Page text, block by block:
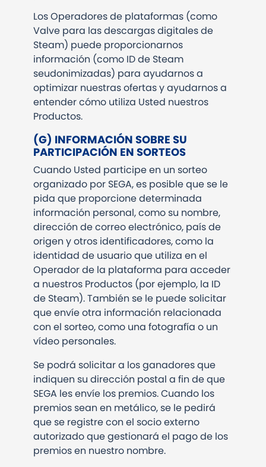
Los Operadores de plataformas (como
Valve para las descargas digitales de
Steam) puede proporcionarnos
información (como ID de Steam
seudonimizadas) para ayudarnos a
optimizar nuestras ofertas y ayudarnos a
entender cómo utiliza Usted nuestros
Productos.
(G) INFORMACIÓN SOBRE SU
PARTICIPACIÓN EN SORTEOS
Cuando Usted participe en un sorteo
organizado por SEGA, es posible que se le
pida que proporcione determinada
información personal, como su nombre,
dirección de correo electrónico, país de
origen y otros identificadores, como la
identidad de usuario que utiliza en el
Operador de la plataforma para acceder
a nuestros Productos (por ejemplo, la ID
de Steam). También se le puede solicitar
que envíe otra información relacionada
con el sorteo, como una fotografía o un
vídeo personales.
Se podrá solicitar a los ganadores que
indiquen su dirección postal a fin de que
SEGA les envíe los premios. Cuando los
premios sean en metálico, se le pedirá
que se registre con el socio externo
autorizado que gestionará el pago de los
premios en nuestro nombre.